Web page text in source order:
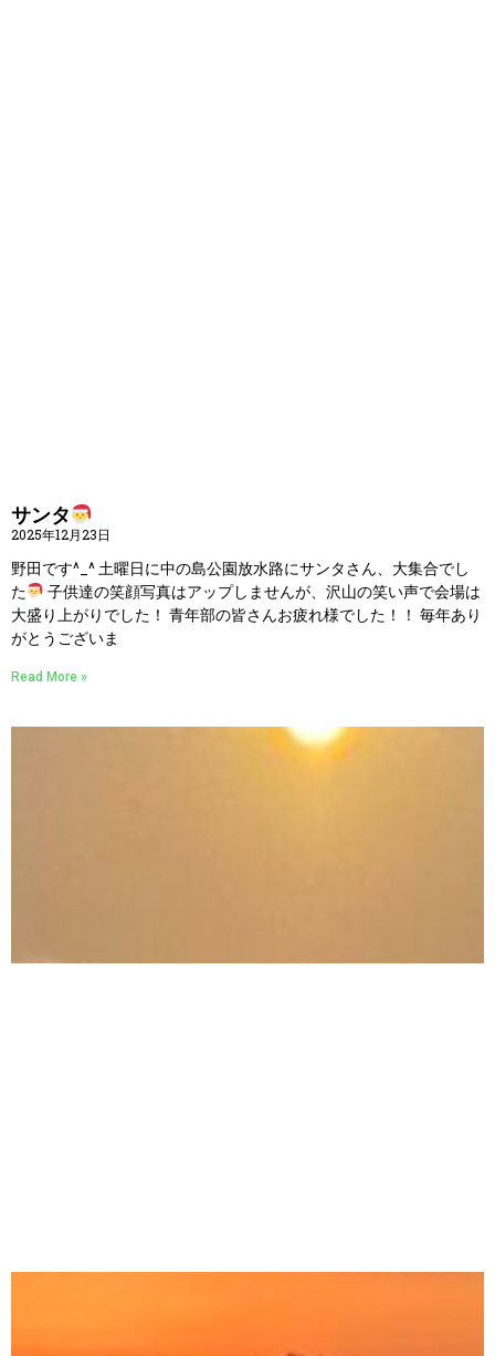
サンタ
2025年12月23日
野田です^_^ 土曜日に中の島公園放水路にサンタさん、大集合でし
た
子供達の笑顔写真はアップしませんが、沢山の笑い声で会場は
大盛り上がりでした！ 青年部の皆さんお疲れ様でした！！ 毎年あり
がとうございま
Read More »